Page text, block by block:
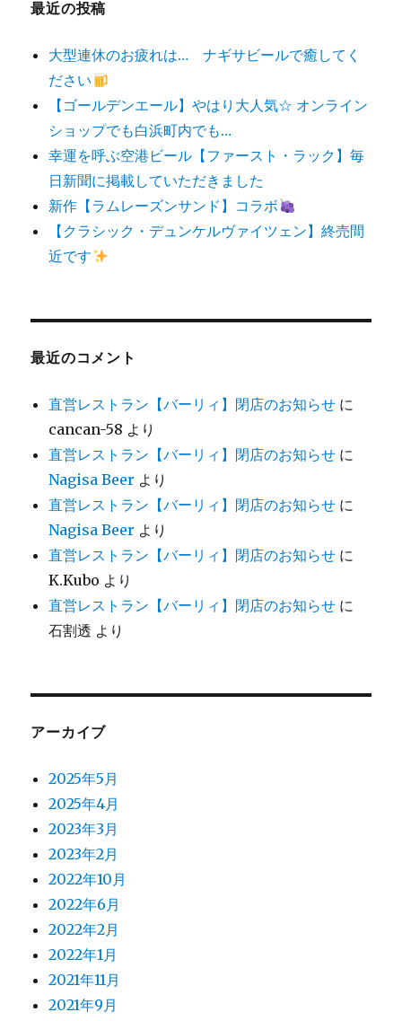
最近の投稿
大型連休のお疲れは… ナギサビールで癒してく
ださい
【ゴールデンエール】やはり大人気☆ オンライン
ショップでも白浜町内でも…
幸運を呼ぶ空港ビール【ファースト・ラック】毎
日新聞に掲載していただきました
新作【ラムレーズンサンド】コラボ
【クラシック・デュンケルヴァイツェン】終売間
近です
最近のコメント
直営レストラン【バーリィ】閉店のお知らせ に
cancan-58 より
直営レストラン【バーリィ】閉店のお知らせ に
Nagisa Beer より
直営レストラン【バーリィ】閉店のお知らせ に
Nagisa Beer より
直営レストラン【バーリィ】閉店のお知らせ に
K.Kubo より
直営レストラン【バーリィ】閉店のお知らせ に
石割透 より
アーカイブ
2025年5月
2025年4月
2023年3月
2023年2月
2022年10月
2022年6月
2022年2月
2022年1月
2021年11月
2021年9月